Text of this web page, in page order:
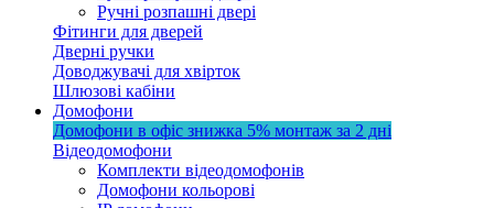
Ручні розпашні двері
Фітинги для дверей
Дверні ручки
Доводжувачі для хвірток
Шлюзові кабіни
Домофони
Домофони в офіс знижка 5% монтаж за 2 дні
Відеодомофони
Комплекти відеодомофонів
Домофони кольорові